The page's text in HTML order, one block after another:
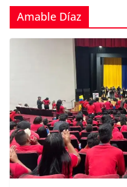
Amable Díaz